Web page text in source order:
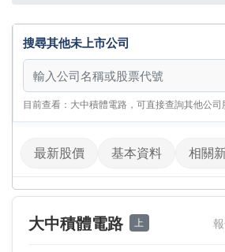
搜尋其他未上市公司
搜尋其他未上市公司
目前查看：大中積體電路，可直接查詢其他公司
最新股價 基本資料 相關
大中積體電路 上